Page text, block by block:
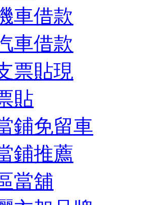
車借款
車借款
票貼現
貼
鋪免留車
鋪推薦
當舖